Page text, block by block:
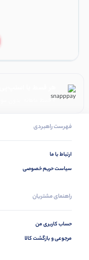
۴ قسط ماهانه. بدون سود، چک و ضامن.
فهرست راهبردی
ارتباط با ما
سیاست حریم خصوصی
راهنمای مشتریان
حساب کاربری من
مرجوعی و بازگشت کالا